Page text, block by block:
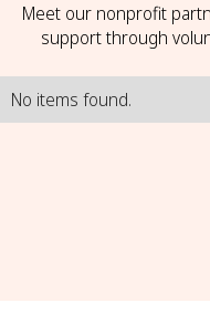
Meet our nonprofit
support through
No items found.